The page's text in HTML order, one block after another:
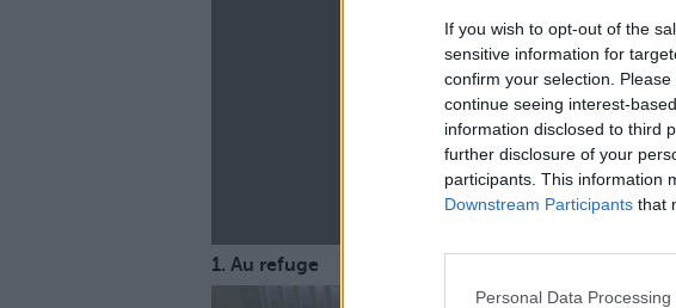
If you wish to opt-out of the
sensitive information for
confirm your selection.
continue seeing interest-
information disclosed to third
further disclosure of your
participants. This information
Downstream Participants that
Personal Data
1. Au refuge